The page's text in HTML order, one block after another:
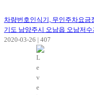
차량번호인식기, 무인주차요금
기도 남양주시 오남읍 오남저
2020-03-26 | 407